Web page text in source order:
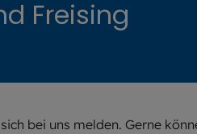
Freising
bei uns melden. Gerne